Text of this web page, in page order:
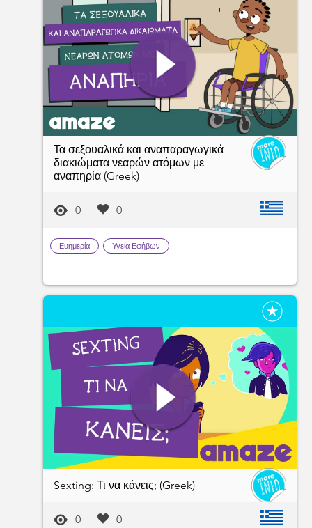
Τα σεξουαλικά και αναπαραγωγικά
διακιώματα νεαρών ατόμων με
αναπηρία (Greek)
0 0
Ευημερία Υγεία Εφήβων
Sexting: Τι να κάνεις; (Greek)
0 0